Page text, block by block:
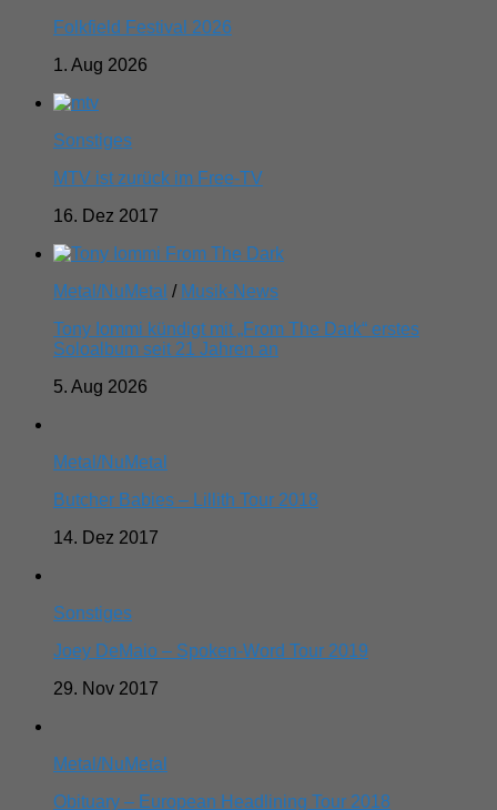
Folkfield Festival 2026
1. Aug 2026
Sonstiges
MTV ist zurück im Free-TV
16. Dez 2017
Metal/NuMetal / Musik-News
Tony Iommi kündigt mit „From The Dark“ erstes
Soloalbum seit 21 Jahren an
5. Aug 2026
Metal/NuMetal
Butcher Babies – Lillith Tour 2018
14. Dez 2017
Sonstiges
Joey DeMaio – Spoken-Word Tour 2019
29. Nov 2017
Metal/NuMetal
Obituary – European Headlining Tour 2018